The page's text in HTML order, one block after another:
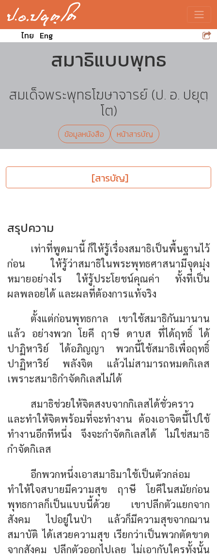
ไทย Eng
สมาธิแบบพุทธ
สมเด็จพระพุทธโฆษาจารย์ (ป. อ. ปยุตฺ
โต)
ข้อมูลหนังสือ หน้าสารบัญ
[สารบัญ]
สรุปความ
เท่าที่พูดมานี้ ก็ให้รู้เรื่องสมาธิเป็นพื้นฐานไว้
ก่อน ให้รู้ว่าสมาธิในพระพุทธศาสนามีจุดมุ่ง
หมายอย่างไร ให้รู้ประโยชน์คุณค่า ทั้งที่เป็น
ผลพลอยได้ และผลที่ต้องการแท้จริง
ตั้งแต่ก่อนพุทธกาล เขาใช้สมาธิกันมานาน
แล้ว อย่างพวก โยคี ฤาษี ดาบส ที่ได้ฤทธิ์ ได้
ปาฏิหาริย์ ได้อภิญญา พวกนี้ใช้สมาธิเพื่อฤทธิ์
ปาฏิหาริย์ พลังจิต แล้วไม่สามารถหมดกิเลส
เพราะสมาธิกำจัดกิเลสไม่ได้
สมาธิช่วยให้จิตสงบจากกิเลสได้ชั่วคราว
และทำให้จิตพร้อมที่จะทำงาน ต้องเอาจิตนี้ไปใช้
ทำงานอีกทีหนึ่ง จึงจะกำจัดกิเลสได้ ไม่ใช่สมาธิ
กำจัดกิเลส
อีกพวกหนึ่งเอาสมาธิมาใช้เป็นตัวกล่อม
ทำให้ใจสบายมีความสุข ฤาษี โยคีในสมัยก่อน
พุทธกาลก็เป็นแบบนี้ด้วย เขาปลีกตัวแยกจาก
สังคม ไปอยู่ในป่า แล้วก็มีความสุขจากฌาน
สมาบัติ ได้เสวยความสุข เรียกว่าเป็นพวกตัดขาด
จากสังคม ปลีกตัวออกไปเลย ไม่เอากับใครทั้งนั้น